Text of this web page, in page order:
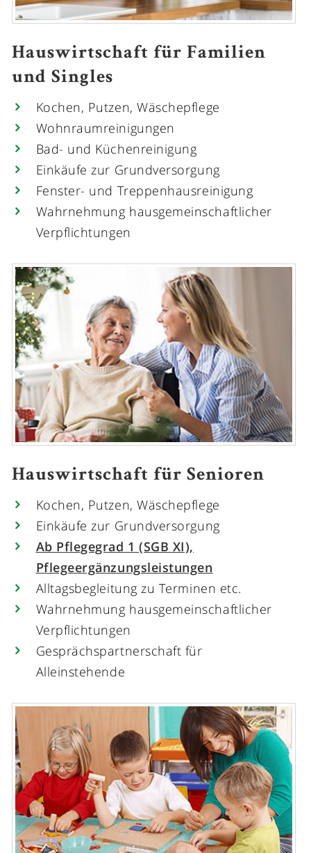
Hauswirtschaft für Familien
und Singles
Kochen, Putzen, Wäschepflege
Wohnraumreinigungen
Bad- und Küchenreinigung
Einkäufe zur Grundversorgung
Fenster- und Treppenhausreinigung
Wahrnehmung hausgemeinschaftlicher
Verpflichtungen
Hauswirtschaft für Senioren
Kochen, Putzen, Wäschepflege
Einkäufe zur Grundversorgung
Ab Pflegegrad 1 (SGB XI),
Pflegeergänzungsleistungen
Alltagsbegleitung zu Terminen etc.
Wahrnehmung hausgemeinschaftlicher
Verpflichtungen
Gesprächspartnerschaft für
Alleinstehende